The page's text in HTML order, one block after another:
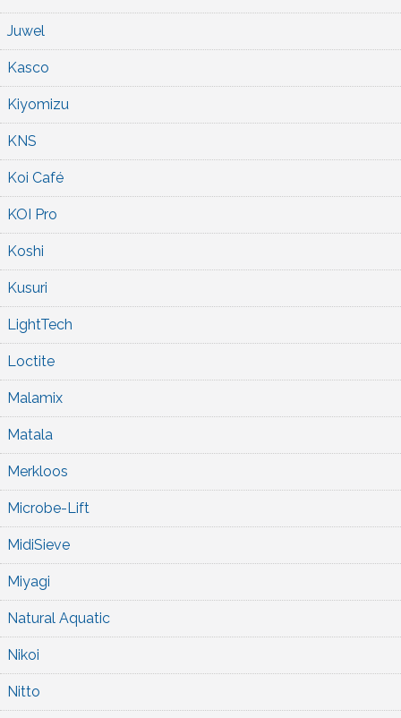
Juwel
Kasco
Kiyomizu
KNS
Koi Café
KOI Pro
Koshi
Kusuri
LightTech
Loctite
Malamix
Matala
Merkloos
Microbe-Lift
MidiSieve
Miyagi
Natural Aquatic
Nikoi
Nitto